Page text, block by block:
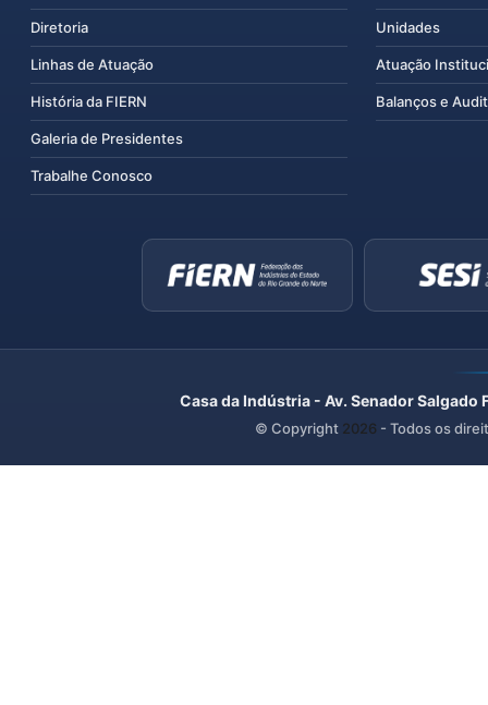
Diretoria
Linhas de Atuação
História da FIERN
Galeria de Presidentes
Trabalhe Conosco
Unidades
Atuação
Balanços e
Casa da Indústria - Av. Senador
© Copyright 2026 - Todos os